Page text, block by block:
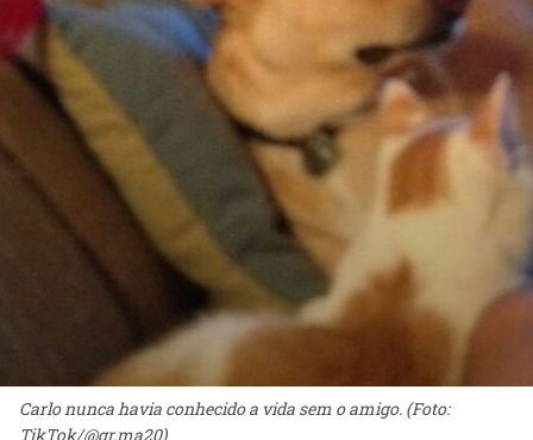
Carlo nunca havia conhecido a vida sem o amigo. (Foto:
TikTok/@gr.ma20)